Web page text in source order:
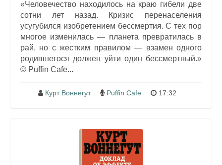
«Человечество находилось на краю гибели две
сотни лет назад. Кризис перенаселения
усугубился изобретением бессмертия. С тех пор
многое изменилась — планета превратилась в
рай, но с жестким правилом — взамен одного
родившегося должен уйти один бессмертный.»
© Puffin Cafe...
Курт Воннегут Puffin Cafe 17:32